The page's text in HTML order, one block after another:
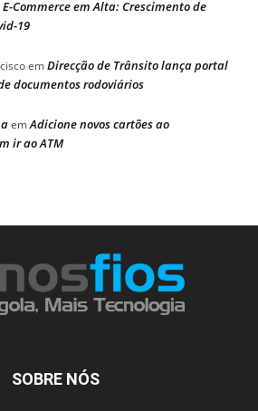
E-Commerce em Alta: Crescimento de
19
emDirecção de Trânsito lança portal
documentos rodoviários
emAdicione novos cartões ao
ir ao ATM
SOBRE NÓS